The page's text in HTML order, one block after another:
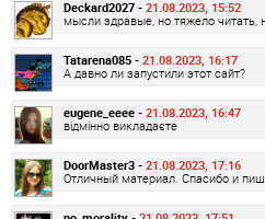
Deckard2027 - 21.08.2023, 15:52
мысли здравые, но тяжело читать,
Tatarena085 - 21.08.2023, 16:17
А давно ли запустили этот сайт?
eugene_eeee - 21.08.2023, 16:47
відмінно викладаєте
DoorMaster3 - 21.08.2023, 17:16
Отличный материал. Спасибо и